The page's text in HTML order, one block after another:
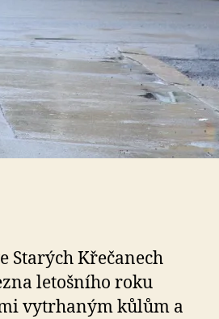
Starých Křečanech
letošního roku
vytrhaným kůlům a